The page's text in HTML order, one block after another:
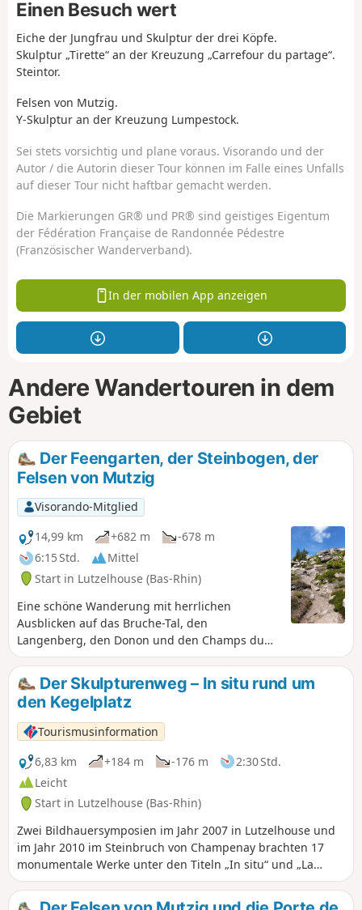
Einen Besuch wert
Eiche der Jungfrau und Skulptur der drei Köpfe.
Skulptur „Tirette“ an der Kreuzung „Carrefour du partage“.
Steintor.
Felsen von Mutzig.
Y-Skulptur an der Kreuzung Lumpestock.
Sei stets vorsichtig und plane voraus. Visorando und der
Autor / die Autorin dieser Tour können im Falle eines Unfalls
auf dieser Tour nicht haftbar gemacht werden.
Die Markierungen GR® und PR® sind geistiges Eigentum
der Fédération Française de Randonnée Pédestre
(Französischer Wanderverband).
In der mobilen App anzeigen
Andere Wandertouren in dem
Gebiet
Der Feengarten, der Steinbogen, der
Felsen von Mutzig
Visorando-Mitglied
14,99 km
+682 m
-678 m
6:15 Std.
Mittel
Start in Lutzelhouse (Bas-Rhin)
Eine schöne Wanderung mit herrlichen
Ausblicken auf das Bruche-Tal, den
Langenberg, den Donon und den Champs du
Feu. Eine Rundwanderung, die magische Orte
wie den Jardin des Fées oder die Porte de Pierre
mit ihrem höchsten Punkt auf 1008 m, dem
Rocher de Mutzig, umfasst. Die Markierungen
sind manchmal etwas spärlich, daher ist die
IGN-Karte 3716ET unverzichtbar.
Der Skulpturenweg – In situ rund um
den Kegelplatz
Tourismusinformation
6,83 km
+184 m -176 m
2:30 Std.
Leicht
Start in Lutzelhouse (Bas-Rhin)
Zwei Bildhauersymposien im Jahr 2007 in Lutzelhouse und
im Jahr 2010 im Steinbruch von Champenay brachten 17
monumentale Werke unter den Titeln „In situ“ und „La
Roche Solaire“ hervor. Auf diesem Rundgang können Sie
drei davon entdecken.